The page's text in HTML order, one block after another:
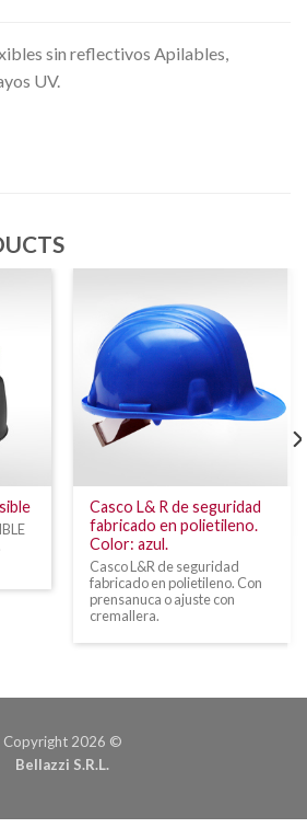
sin reflectivos Apilables,
UV.
Casco L& R de seguridad
fabricado en polietileno.
Color: azul.
Casco L&R de seguridad
fabricado en polietileno. Con
prensanuca o ajuste con
cremallera.
Copyright 2026 ©
Bellazzi S.R.L.